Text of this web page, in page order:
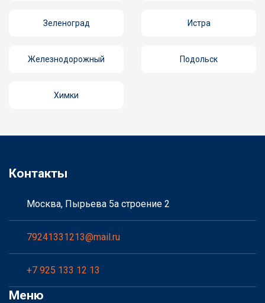
Зеленоград Истра
Железнодорожный Подольск
Химки
Контакты
Москва, Пырьева 5а строение 2
79241331213@mail.ru
+7 925 133 12 13
Меню